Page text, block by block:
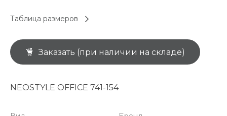
Таблица размеров
Заказать (при наличии на складе)
NEOSTYLE OFFICE 741-154